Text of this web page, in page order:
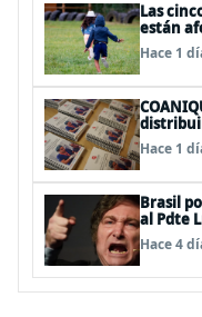
Las
están
en Chile
Hace 1
Hace 1
Brasil
al Pdte
BBSS y
Hace 4